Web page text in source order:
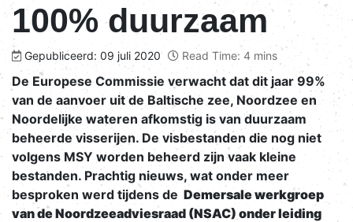
100% duurzaam
Gepubliceerd: 09 juli 2020 Read Time: 4 mins
De Europese Commissie verwacht dat dit jaar 99%
van de aanvoer uit de Baltische zee, Noordzee en
Noordelijke wateren afkomstig is van duurzaam
beheerde visserijen. De visbestanden die nog niet
volgens MSY worden beheerd zijn vaak kleine
bestanden. Prachtig nieuws, wat onder meer
besproken werd tijdens de Demersale werkgroep
van de Noordzeeadviesraad (NSAC) onder leiding